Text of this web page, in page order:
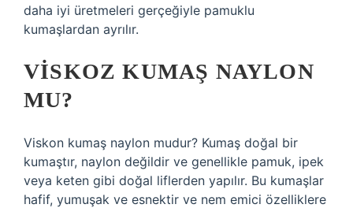
daha iyi üretmeleri gerçeğiyle pamuklu
kumaşlardan ayrılır.
VISKOZ KUMAŞ NAYLON
MU?
Viskon kumaş naylon mudur? Kumaş doğal bir
kumaştır, naylon değildir ve genellikle pamuk, ipek
veya keten gibi doğal liflerden yapılır. Bu kumaşlar
hafif, yumuşak ve esnektir ve nem emici özelliklere